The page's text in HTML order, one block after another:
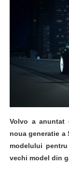
Volvo a anuntat
noua generatie a
modelului
vechi model din